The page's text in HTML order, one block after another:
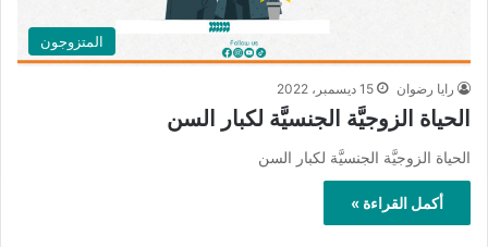
المتزوجون
رايا رضوان 15 ديسمبر، 2022
الحياة الزوجيَّة الجنسيَّة لكبار السن
الحياة الزوجيَّة الجنسيَّة لكبار السن
أكمل القراءة »